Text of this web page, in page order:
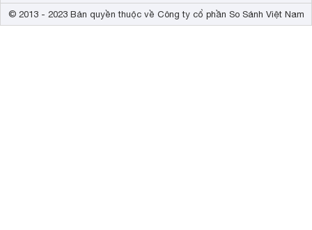
© 2013 - 2023 Bản quyền thuộc về Công ty cổ phần So Sánh Việt Nam